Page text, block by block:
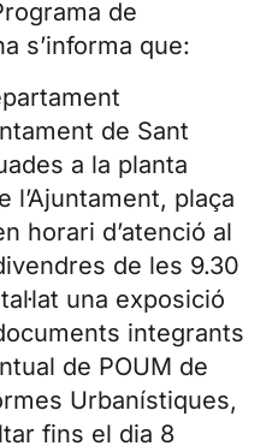
de
s’informa que:
de Sant
a la planta
l’Ajuntament, plaça
horari d’atenció al
de les 9.30
una exposició
integrants
de POUM de
Urbanístiques,
fins el dia 8